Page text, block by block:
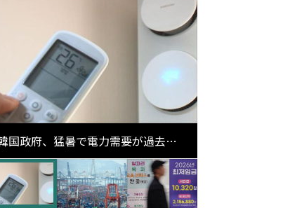
国政府、猛暑で電力需要が過去最
高更新の可能性に需給対応体制を点